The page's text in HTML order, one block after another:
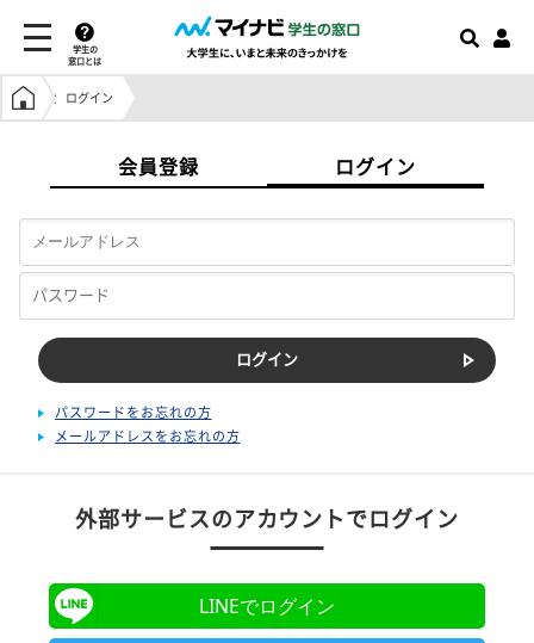
学生の
窓口とは
学生の窓口トップ
ログイン
会員登録 ログイン
パスワードをお忘れの方
メールアドレスをお忘れの方
外部サービスのアカウントでログイン
LINEでログイン